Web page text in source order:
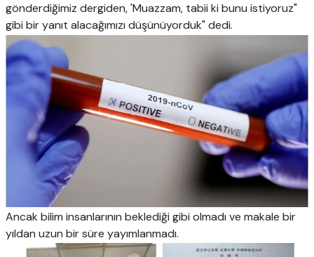
gönderdiğimiz dergiden, 'Muazzam, tabii ki bunu istiyoruz"
gibi bir yanıt alacağımızı düşünüyorduk" dedi.
Ancak bilim insanlarının beklediği gibi olmadı ve makale bir
yıldan uzun bir süre yayımlanmadı.